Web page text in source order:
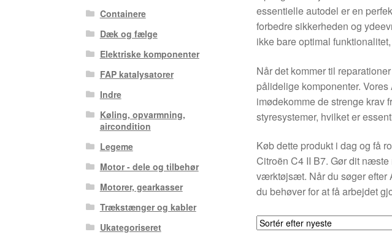
essentielle autodel er en
forbedre sikkerheden og
ikke bare optimal
Når det kommer til
pålidelige komponenter.
imødekomme de strenge krav
styresystemer, hvilket er
Køb dette produkt i dag og få
Citroën C4 II B7. Gør dit
værktøjsæt. Når du søger efter
du behøver for at få arbejdet
Containere
Dæk og fælge
Elektriske komponenter
FAP katalysatorer
Indre
Køling, opvarmning,
aircondition
Legeme
Motor - dele og tilbehør
Motorer, gearkasser
Trækstænger og kabler
Ukategoriseret